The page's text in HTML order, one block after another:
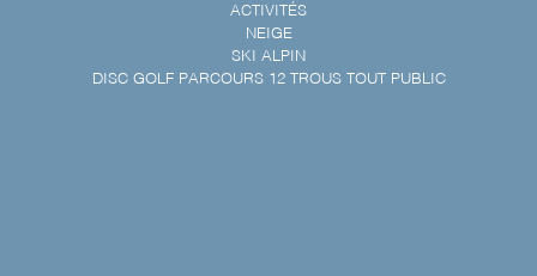
ACTIVITÉS
NEIGE
SKI ALPIN
DISC GOLF PARCOURS 12 TROUS TOUT PUBLIC